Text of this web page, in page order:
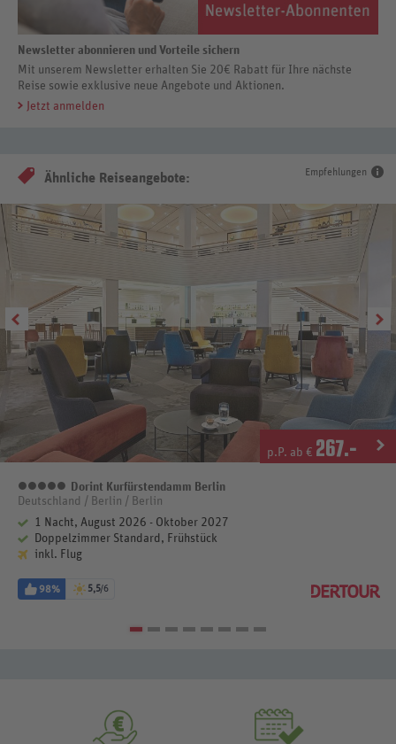
Newsletter abonnieren und Vorteile sichern
Mit unserem Newsletter erhalten Sie 20€ Rabatt für Ihre nächste
Reise sowie exklusive neue Angebote und Aktionen.
Jetzt anmelden
Empfehlungen
Ähnliche Reiseangebote:
p.P. ab € 267.-
5 Sterne
Dorint Kurfürstendamm Berlin
Deutschland / Berlin / Berlin
1 Nacht, August 2026 - Oktober 2027
Doppelzimmer Standard, Frühstück
inkl. Flug
98% 5,5/6